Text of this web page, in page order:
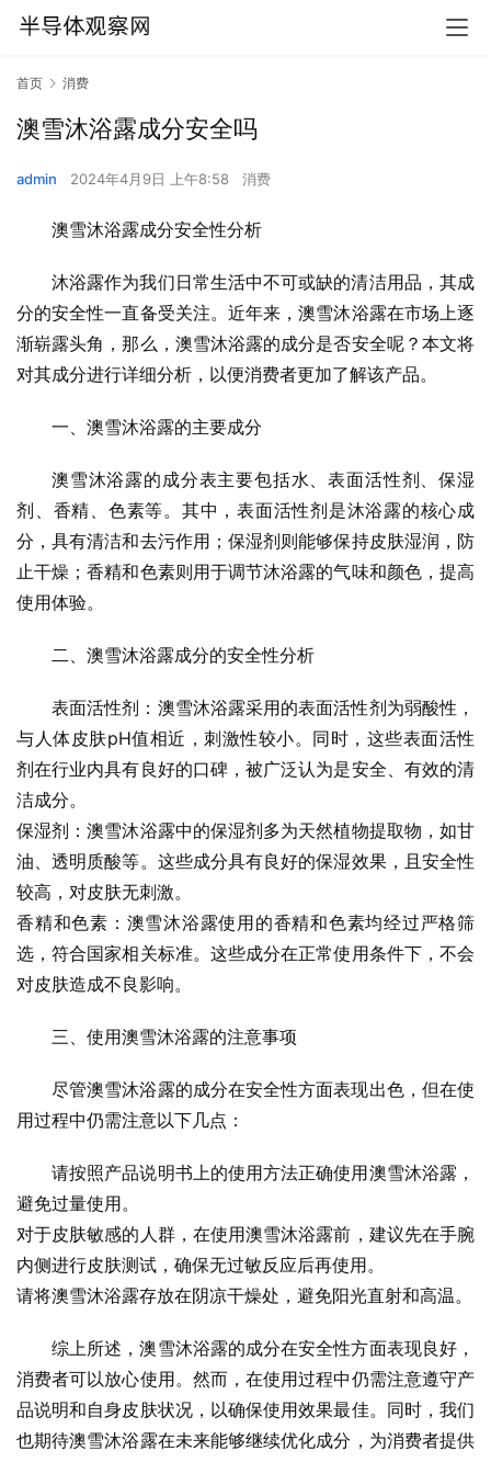
首页 消费
澳雪沐浴露成分安全吗
admin 2024年4月9日 上午8:58 消费
澳雪沐浴露成分安全性分析
沐浴露作为我们日常生活中不可或缺的清洁用品，其成
分的安全性一直备受关注。近年来，澳雪沐浴露在市场上逐
渐崭露头角，那么，澳雪沐浴露的成分是否安全呢？本文将
对其成分进行详细分析，以便消费者更加了解该产品。
一、澳雪沐浴露的主要成分
澳雪沐浴露的成分表主要包括水、表面活性剂、保湿
剂、香精、色素等。其中，表面活性剂是沐浴露的核心成
分，具有清洁和去污作用；保湿剂则能够保持皮肤湿润，防
止干燥；香精和色素则用于调节沐浴露的气味和颜色，提高
使用体验。
二、澳雪沐浴露成分的安全性分析
表面活性剂：澳雪沐浴露采用的表面活性剂为弱酸性，
与人体皮肤pH值相近，刺激性较小。同时，这些表面活性
剂在行业内具有良好的口碑，被广泛认为是安全、有效的清
洁成分。
保湿剂：澳雪沐浴露中的保湿剂多为天然植物提取物，如甘
油、透明质酸等。这些成分具有良好的保湿效果，且安全性
较高，对皮肤无刺激。
香精和色素：澳雪沐浴露使用的香精和色素均经过严格筛
选，符合国家相关标准。这些成分在正常使用条件下，不会
对皮肤造成不良影响。
三、使用澳雪沐浴露的注意事项
尽管澳雪沐浴露的成分在安全性方面表现出色，但在使
用过程中仍需注意以下几点：
请按照产品说明书上的使用方法正确使用澳雪沐浴露，
避免过量使用。
对于皮肤敏感的人群，在使用澳雪沐浴露前，建议先在手腕
内侧进行皮肤测试，确保无过敏反应后再使用。
请将澳雪沐浴露存放在阴凉干燥处，避免阳光直射和高温。
综上所述，澳雪沐浴露的成分在安全性方面表现良好，
消费者可以放心使用。然而，在使用过程中仍需注意遵守产
品说明和自身皮肤状况，以确保使用效果最佳。同时，我们
也期待澳雪沐浴露在未来能够继续优化成分，为消费者提供